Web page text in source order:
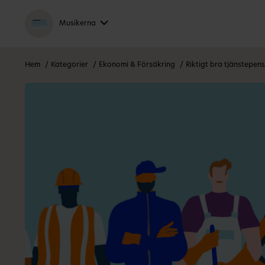
Musikerna
Hem Kategorier Ekonomi & Försäkring Riktigt bra